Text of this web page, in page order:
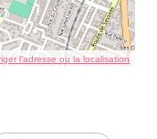
l’adresse ou la localisation